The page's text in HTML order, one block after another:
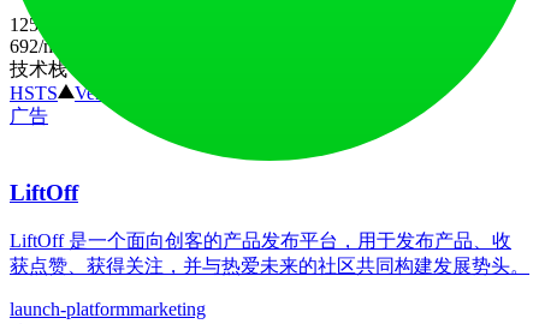
125
692/mo
技术栈
HSTS
Vercel
广告
LiftOff
LiftOff 是一个面向创客的产品发布平台，用于发布产品、收
获点赞、获得关注，并与热爱未来的社区共同构建发展势头。
launch-platformmarketing